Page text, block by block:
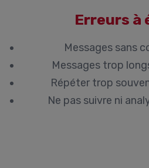
Erreurs à
Messages sans
Messages trop
Répéter trop
Ne pas suivre ni